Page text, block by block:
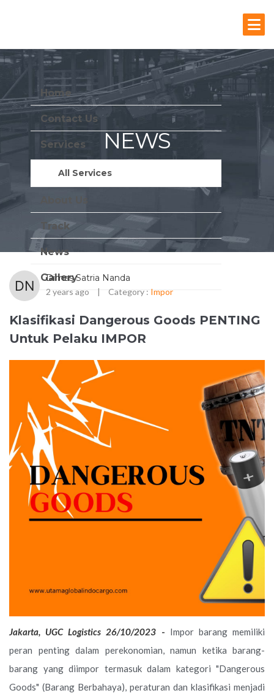
Home
Contact Us
Services
All Services
Track
News
Gallery
NEWS
Stay Update With Us
Dimas Satria Nanda
2 years ago | Category : Impor
Klasifikasi Dangerous Goods PENTING
Untuk Pelaku IMPOR
Jakarta, UGC Logistics 26/10/2023 - Impor barang memiliki
peran penting dalam perekonomian, namun ketika barang-
barang yang diimpor termasuk dalam kategori "Dangerous
Goods" (Barang Berbahaya), peraturan dan klasifikasi menjadi